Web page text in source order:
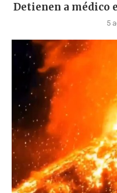
Detienen a médico
5